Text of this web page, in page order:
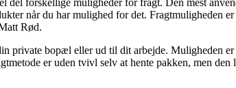
når du har mulighed for det. Fragtmuligheden
Rød.
private bopæl eller ud til dit arbejde. Muligheden er
er uden tvivl selv at hente pakken, men